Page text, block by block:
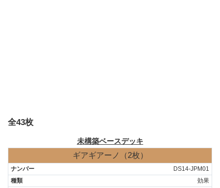
全43枚
未構築ベースデッキ
ギアギアーノ（2枚）
DS14-JPM01
効果